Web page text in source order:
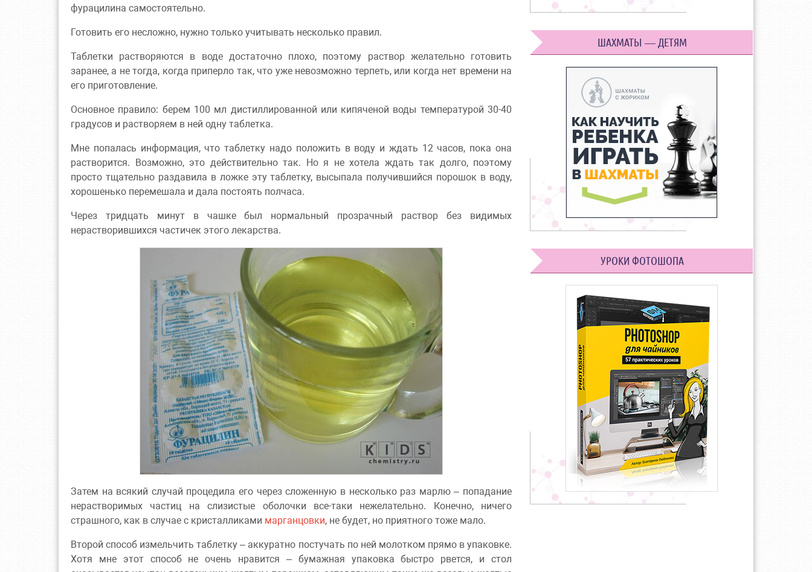
фурацилина самостоятельно.
Готовить его несложно, нужно только учитывать несколько правил.
Таблетки растворяются в воде достаточно плохо, поэтому раствор желательно готовить
заранее, а не тогда, когда приперло так, что уже невозможно терпеть, или когда нет времени на
его приготовление.
Основное правило: берем 100 мл дистиллированной или кипяченой воды температурой 30-40
градусов и растворяем в ней одну таблетка.
Мне попалась информация, что таблетку надо положить в воду и ждать 12 часов, пока она
растворится. Возможно, это действительно так. Но я не хотела ждать так долго, поэтому
просто тщательно раздавила в ложке эту таблетку, высыпала получившийся порошок в воду,
хорошенько перемешала и дала постоять полчаса.
Через тридцать минут в чашке был нормальный прозрачный раствор без видимых
нерастворившихся частичек этого лекарства.
Затем на всякий случай процедила его через сложенную в несколько раз марлю – попадание
нерастворимых частиц на слизистые оболочки все-таки нежелательно. Конечно, ничего
страшного, как в случае с кристалликами марганцовки, не будет, но приятного тоже мало.
Второй способ измельчить таблетку – аккуратно постучать по ней молотком прямо в упаковке.
Хотя мне этот способ не очень нравится – бумажная упаковка быстро рвется, и стол
ШАХМАТЫ — ДЕТЯМ
УРОКИ ФОТОШОПА